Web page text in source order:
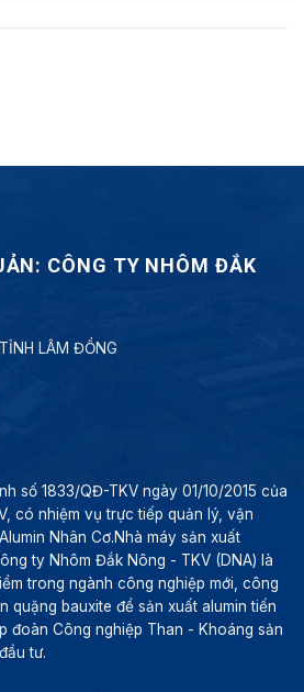
CÔNG TY NHÔM ĐẮK
LÂM ĐỒNG
số 1833/QĐ-TKV ngày 01/10/2015 của
có nhiệm vụ trực tiếp quản lý, vận
Nhân Cơ.Nhà máy sản xuất
ty Nhôm Đắk Nông - TKV (DNA) là
trong ngành công nghiệp mới, công
quặng bauxite để sản xuất alumin tiến
đoàn Công nghiệp Than - Khoáng sản
tư.